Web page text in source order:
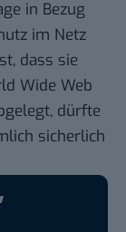
in Bezug
im Netz
dass sie
Wide Web
dürfte
sicherlich